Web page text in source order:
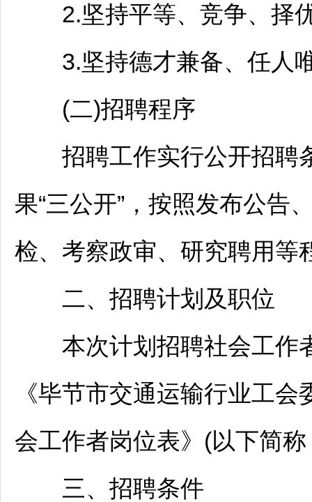
2.坚持平等、竞争、择
3.坚持德才兼备、任人
(二)招聘程序
招聘工作实行公开招聘
果“三公开”，按照发布公告
检、考察政审、研究聘用等
二、 招聘计划及职位
本次计划 招聘社会工作
《毕节市交通运输行业工会
会工作者岗位表》(以下简
三、 招聘条件